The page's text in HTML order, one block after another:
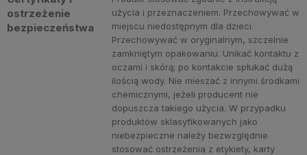
ostrzeżenie
bezpieczeństwa
użycia i przeznaczeniem. Przechowywać w
miejscu niedostępnym dla dzieci.
Przechowywać w oryginalnym, szczelnie
zamkniętym opakowaniu. Unikać kontaktu z
oczami i skórą; po kontakcie spłukać dużą
ilością wody. Nie mieszać z innymi środkami
chemicznymi, jeżeli producent nie
dopuszcza takiego użycia. W przypadku
produktów sklasyfikowanych jako
niebezpieczne należy bezwzględnie
stosować ostrzeżenia z etykiety, karty